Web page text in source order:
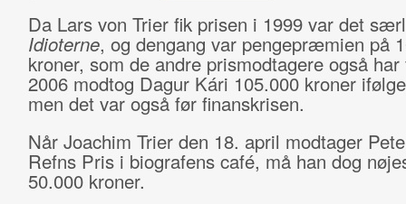
Da Lars von Trier fik prisen i 1999 var det
Idioterne, og dengang var pengepræmien på
kroner, som de andre prismodtagere også
2006 modtog Dagur Kári 105.000 kroner
men det var også før finanskrisen.
Når Joachim Trier den 18. april modtager
Refns Pris i biografens café, må han dog
50.000 kroner.